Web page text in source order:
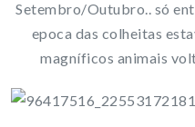
Setembro/Outubro.. só
epoca das colheitas
magníficos animais